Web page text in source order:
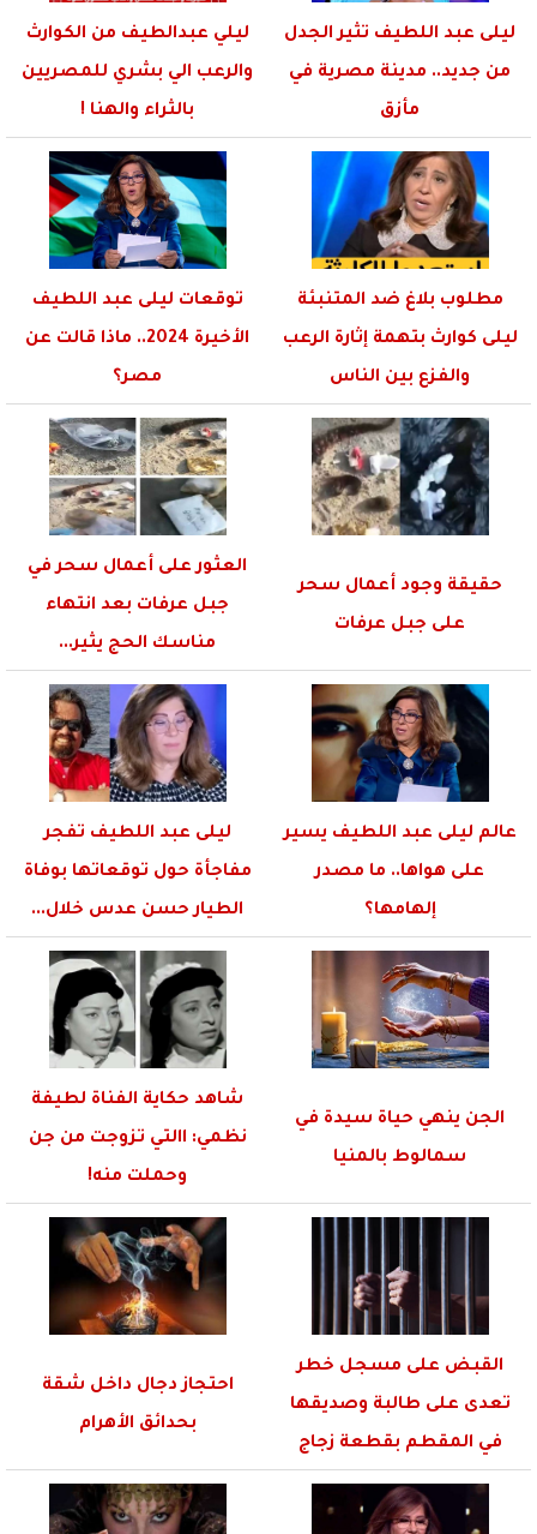
ليلى عبد اللطيف تثير الجدل
من جديد.. مدينة مصرية في
مأزق
ليلي عبدالطيف من الكوارث
والرعب الي بشري للمصريين
بالثراء والهنا !
مطلوب بلاغ ضد المتنبئة
ليلى كوارث بتهمة إثارة الرعب
والفزع بين الناس
توقعات ليلى عبد اللطيف
الأخيرة 2024.. ماذا قالت عن
مصر؟
حقيقة وجود أعمال سحر
على جبل عرفات
العثور على أعمال سحر في
جبل عرفات بعد انتهاء
مناسك الحج يثير...
عالم ليلى عبد اللطيف يسير
على هواها.. ما مصدر
إلهامها؟
ليلى عبد اللطيف تفجر
مفاجأة حول توقعاتها بوفاة
الطيار حسن عدس خلال...
الجن ينهي حياة سيدة في
سمالوط بالمنيا
شاهد حكاية الفناة لطيفة
نظمي: االتي تزوجت من جن
وحملت منه!
القبض على مسجل خطر
تعدى على طالبة وصديقها
في المقطم بقطعة زجاج
احتجاز دجال داخل شقة
بحدائق الأهرام